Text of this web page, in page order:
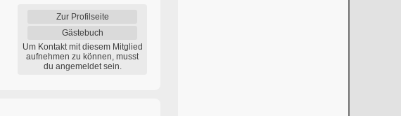
Zur Profilseite
Gästebuch
Um Kontakt mit diesem Mitglied
aufnehmen zu können, musst
du angemeldet sein.